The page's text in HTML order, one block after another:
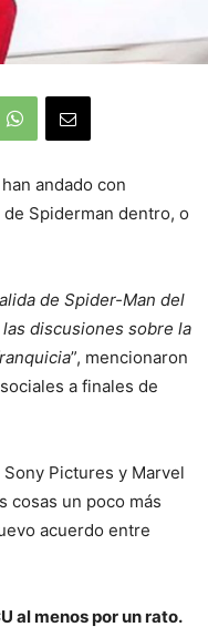
han andado con
Spiderman dentro, o
de Spider-Man del
discusiones sobre la
”, mencionaron
a finales de
Pictures y Marvel
cosas un poco más
acuerdo entre
al menos por un rato.